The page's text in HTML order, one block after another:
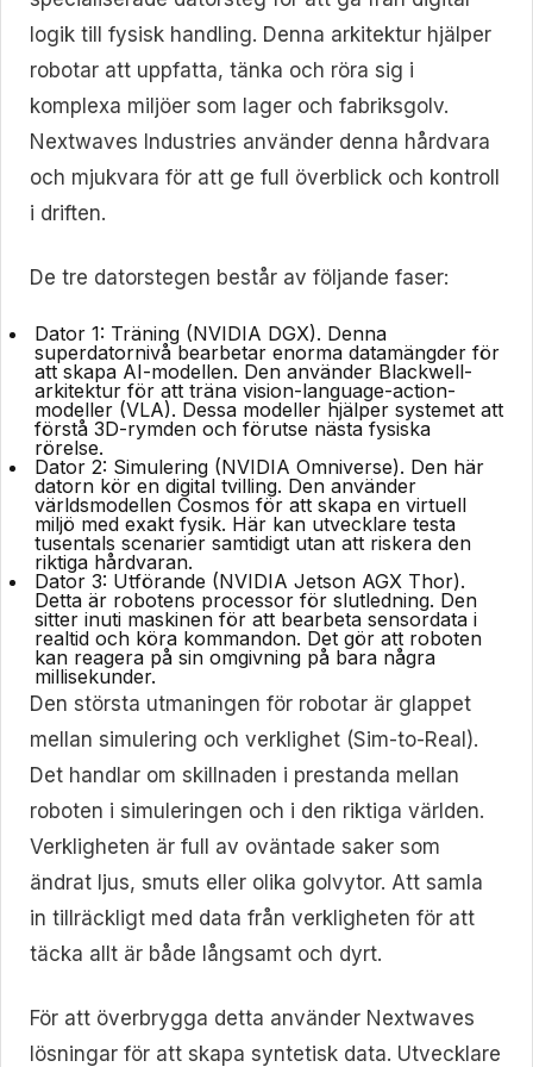
logik till fysisk handling. Denna arkitektur hjälper
robotar att uppfatta, tänka och röra sig i
komplexa miljöer som lager och fabriksgolv.
Nextwaves Industries använder denna hårdvara
och mjukvara för att ge full överblick och kontroll
i driften.
De tre datorstegen består av följande faser:
Dator 1: Träning (NVIDIA DGX). Denna
superdatornivå bearbetar enorma datamängder för
att skapa AI-modellen. Den använder Blackwell-
arkitektur för att träna vision-language-action-
modeller (VLA). Dessa modeller hjälper systemet att
förstå 3D-rymden och förutse nästa fysiska
rörelse.
Dator 2: Simulering (NVIDIA Omniverse). Den här
datorn kör en digital tvilling. Den använder
världsmodellen Cosmos för att skapa en virtuell
miljö med exakt fysik. Här kan utvecklare testa
tusentals scenarier samtidigt utan att riskera den
riktiga hårdvaran.
Dator 3: Utförande (NVIDIA Jetson AGX Thor).
Detta är robotens processor för slutledning. Den
sitter inuti maskinen för att bearbeta sensordata i
realtid och köra kommandon. Det gör att roboten
kan reagera på sin omgivning på bara några
millisekunder.
Den största utmaningen för robotar är glappet
mellan simulering och verklighet (Sim-to-Real).
Det handlar om skillnaden i prestanda mellan
roboten i simuleringen och i den riktiga världen.
Verkligheten är full av oväntade saker som
ändrat ljus, smuts eller olika golvytor. Att samla
in tillräckligt med data från verkligheten för att
täcka allt är både långsamt och dyrt.
För att överbrygga detta använder Nextwaves
lösningar för att skapa syntetisk data. Utvecklare